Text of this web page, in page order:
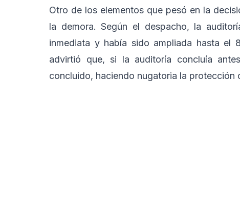
Otro de los elementos que pesó en la
la demora. Según el despacho, la
inmediata y había sido ampliada hasta el
advirtió que, si la auditoría concluía
concluido, haciendo nugatoria la protección